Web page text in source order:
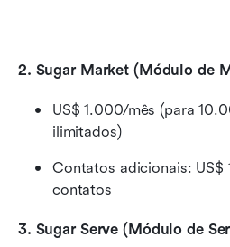
2. Sugar Market (Módulo de
US$ 1.000/mês (para
ilimitados)
Contatos adicionais: US$
contatos
3. Sugar Serve (Módulo de